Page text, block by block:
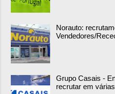
Norauto:
Vendedores/
Grupo Casais -
recrutar em